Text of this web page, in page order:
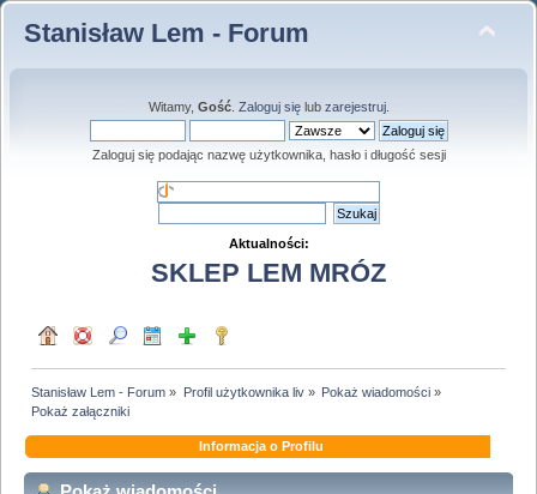
Stanisław Lem - Forum
Witamy, Gość. Zaloguj sięlub zarejestruj.
Zaloguj się podając nazwę użytkownika, hasło i długość sesji
Aktualności:
SKLEP LEM MRÓZ
Stanisław Lem - Forum » Profil użytkownika liv» Pokaż wiadomości»
Pokaż załączniki
Informacja o Profilu